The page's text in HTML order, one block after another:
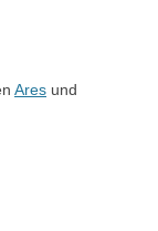
Ares und